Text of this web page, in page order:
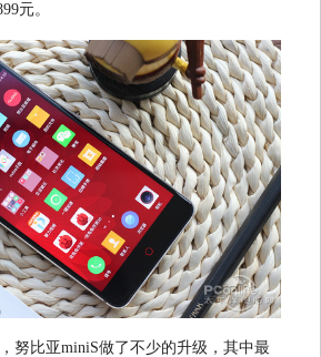
元。
努比亚miniS做了不少的升级，其中最